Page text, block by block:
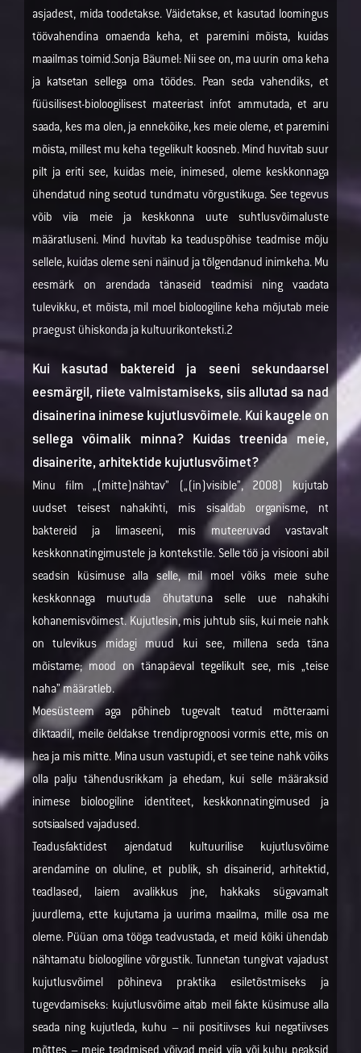
asjadest, mida toodetakse. Väidetakse, et kasutad loomingus
töövahendina omaenda keha, et paremini mõista, kuidas
maailmas toimid.Sonja Bäumel: Nii see on, ma uurin oma keha
ja katsetan sellega oma töödes. Pean seda vahendiks, et
füüsilisest-bioloogilisest mateeriast infot ammutada, et aru
saada, kes ma olen, ja ennekõike, kes meie oleme, et paremini
mõista, millest mu keha tegelikult koosneb. Mind huvitab suur
pilt ja eriti see, kuidas meie, inimesed, oleme keskkonnaga
ühendatud ning seotud tundmatu võrgustikuga. See tegevus
võib viia meie ja keskkonna uute suhtlusvõimaluste
määratluseni. Mind huvitab ka teaduspõhise teadmise mõju
sellele, kuidas oleme seni näinud ja tõlgendanud inimkeha. Mu
eesmärk on arendada tänaseid teadmisi ning vaadata
tulevikku, et mõista, mil moel bioloogiline keha mõjutab meie
praegust ühiskonda ja kultuurikonteksti.2
Kui kasutad baktereid ja seeni sekundaarsel
eesmärgil, riiete valmistamiseks, siis allutad sa nad
disainerina inimese kujutlusvõimele. Kui kaugele on
sellega võimalik minna? Kuidas treenida meie,
disainerite, arhitektide kujutlusvõimet?
Minu film „(mitte)nähtav” („(in)visible”, 2008) kujutab
uudset teisest nahakihti, mis sisaldab organisme, nt
baktereid ja limaseeni, mis muteeruvad vastavalt
keskkonnatingimustele ja kontekstile. Selle töö ja visiooni abil
seadsin küsimuse alla selle, mil moel võiks meie suhe
keskkonnaga muutuda õhutatuna selle uue nahakihi
kohanemisvõimest. Kujutlesin, mis juhtub siis, kui meie nahk
on tulevikus midagi muud kui see, millena seda täna
mõistame; mood on tänapäeval tegelikult see, mis „teise
naha” määratleb.
Moesüsteem aga põhineb tugevalt teatud mõtteraami
diktaadil, meile öeldakse trendiprognoosi vormis ette, mis on
hea ja mis mitte. Mina usun vastupidi, et see teine nahk võiks
olla palju tähendusrikkam ja ehedam, kui selle määraksid
inimese bioloogiline identiteet, keskkonnatingimused ja
sotsiaalsed vajadused.
Teadusfaktidest ajendatud kultuurilise kujutlusvõime
arendamine on oluline, et publik, sh disainerid, arhitektid,
teadlased, laiem avalikkus jne, hakkaks sügavamalt
juurdlema, ette kujutama ja uurima maailma, mille osa me
oleme. Püüan oma tööga teadvustada, et meid kõiki ühendab
nähtamatu bioloogiline võrgustik. Tunnetan tungivat vajadust
kujutlusvõimel põhineva praktika esiletõstmiseks ja
tugevdamiseks: kujutlusvõime aitab meil fakte küsimuse alla
seada ning kujutleda, kuhu – nii positiivses kui negatiivses